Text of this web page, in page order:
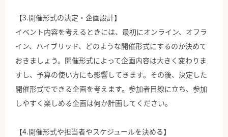
【3.開催形式の決定・企画設計】
イベント内容を考えるときには、最初にオンライン、オフラ
イン、ハイブリッド、どのような開催形式にするのか決めて
おきましょう。開催形式によって企画内容は大きく変わりま
すし、予算の使い方にも影響してきます。その後、決定した
開催形式でできる企画を考えます。参加者目線に立ち、参加
しやすく楽しめる企画は何か計画してください。
【4.開催形式や担当者やスケジュールを決める】